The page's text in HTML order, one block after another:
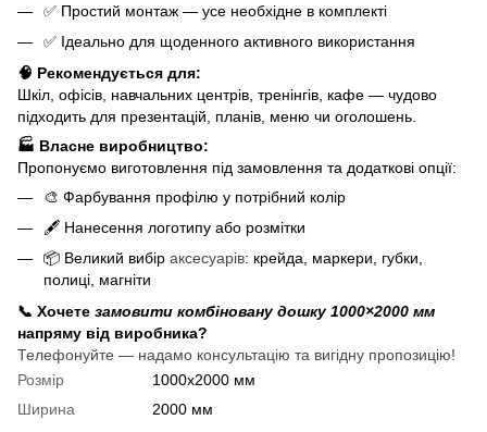
✅ Простий монтаж — усе необхідне в комплекті
✅ Ідеально для щоденного активного використання
🧠 Рекомендується для:
Шкіл, офісів, навчальних центрів, тренінгів, кафе — чудово
підходить для презентацій, планів, меню чи оголошень.
🏭 Власне виробництво:
Пропонуємо виготовлення під замовлення та додаткові опції:
🎨 Фарбування профілю у потрібний колір
🖋️ Нанесення логотипу або розмітки
📦 Великий вибір аксесуарів: крейда, маркери, губки,
полиці, магніти
📞 Хочете замовити комбіновану дошку 1000×2000 мм
напряму від виробника?
Телефонуйте — надамо консультацію та вигідну пропозицію!
Розмір
1000х2000 мм
Ширина
2000 мм